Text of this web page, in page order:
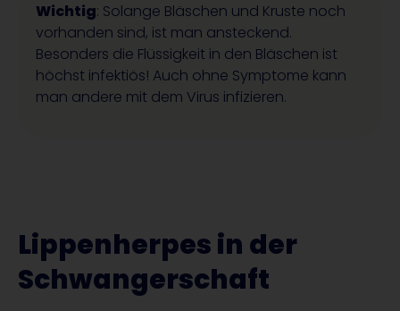
Wichtig: Solange Bläschen und Kruste noch
vorhanden sind, ist man ansteckend.
Besonders die Flüssigkeit in den Bläschen ist
höchst infektiös! Auch ohne Symptome kann
man andere mit dem Virus infizieren.
Lippenherpes in der
Schwangerschaft